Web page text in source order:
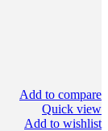
Add to compare
Quick view
Add to wishlist